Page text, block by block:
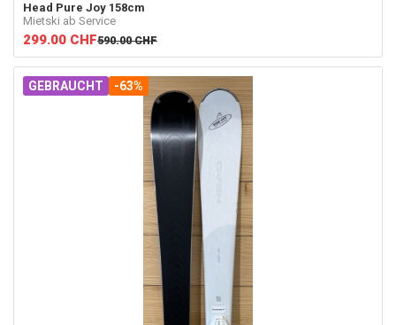
Head Pure Joy 158cm
Mietski ab Service
299.00 CHF590.00 CHF
GEBRAUCHT -63%